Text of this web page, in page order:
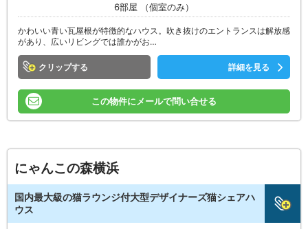
6部屋 （個室のみ）
かわいい青い瓦屋根が特徴的なハウス。吹き抜けのエントランスは解放感
があり、広いリビングでは誰かがお…
クリップ 詳細を見る
この物件にメールで問い合せる
にゃんこの森横浜
国内最大級の猫ラウンジ付大型デザイナーズ猫シェアハ
ウス